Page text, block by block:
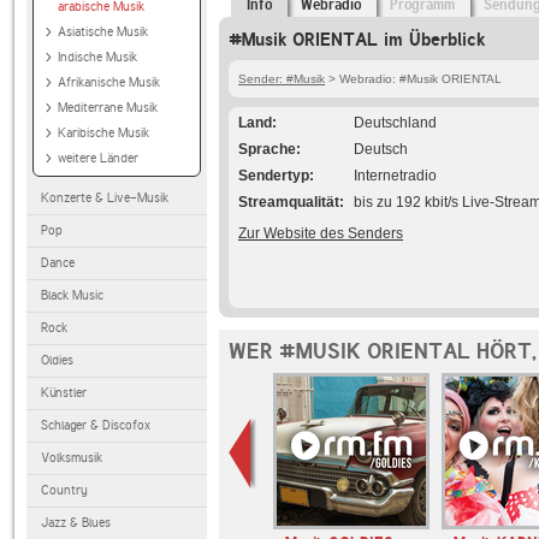
arabische Musik
Asiatische Musik
Indische Musik
Afrikanische Musik
Mediterrane Musik
Karibische Musik
weitere Länder
Konzerte & Live-Musik
Pop
Dance
Black Music
Rock
Oldies
Künstler
Schlager & Discofox
Volksmusik
Country
Jazz & Blues
Info Webradio Programm
#Musik ORIENTAL im Überblick
Sender: #Musik > Webradio: #Musik ORIENTAL
Land
Deutschland
Sprache
Deutsch
Sendertyp
Internetradio
Streamqualität
bis zu 192 kbit/s Live-
Zur Website des Senders
WER #MUSIK ORIENTAL